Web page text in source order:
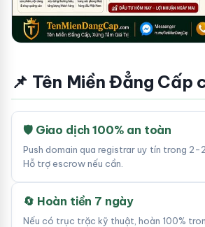
📌 Tên Miền Đẳng Cấp
🛡 Giao dịch 100% an toàn
Push domain qua registrar uy tín trong 2-
Hỗ trợ escrow nếu cần.
🔄 Hoàn tiền 7 ngày
Nếu có trục trặc kỹ thuật, hoàn 100%